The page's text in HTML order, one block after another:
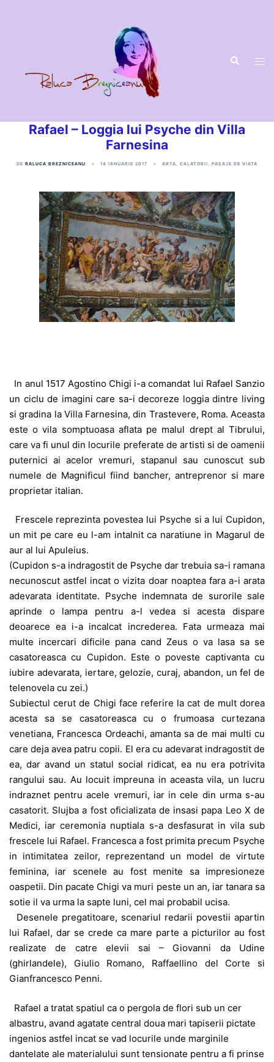
Rafael – Loggia lui Psyche din Villa
Farnesina
DE RALUCA BREZNICEANU 14 IANUARIE 2017 ARTA, CALATORII, PASAJE DE VIATA
In anul 1517 Agostino Chigi i-a comandat lui Rafael Sanzio
un ciclu de imagini care sa-i decoreze loggia dintre living
si gradina la Villa Farnesina, din Trastevere, Roma. Aceasta
este o vila somptuoasa aflata pe malul drept al Tibrului,
care va fi unul din locurile preferate de artisti si de oamenii
puternici ai acelor vremuri, stapanul sau cunoscut sub
numele de Magnificul fiind bancher, antreprenor si mare
proprietar italian.
Frescele reprezinta povestea lui Psyche si a lui Cupidon,
un mit pe care eu l-am intalnit ca naratiune in Magarul de
aur al lui Apuleius.
(Cupidon s-a indragostit de Psyche dar trebuia sa-i ramana
necunoscut astfel incat o vizita doar noaptea fara a-i arata
adevarata identitate. Psyche indemnata de surorile sale
aprinde o lampa pentru a-l vedea si acesta dispare
deoarece ea i-a incalcat increderea. Fata urmeaza mai
multe incercari dificile pana cand Zeus o va lasa sa se
casatoreasca cu Cupidon. Este o poveste captivanta cu
iubire adevarata, iertare, gelozie, curaj, abandon, un fel de
telenovela cu zei.)
Subiectul cerut de Chigi face referire la cat de mult dorea
acesta sa se casatoreasca cu o frumoasa curtezana
venetiana, Francesca Ordeachi, amanta sa de mai multi cu
care deja avea patru copii. El era cu adevarat indragostit de
ea, dar avand un statul social ridicat, ea nu era potrivita
rangului sau. Au locuit impreuna in aceasta vila, un lucru
indraznet pentru acele vremuri, iar in cele din urma s-au
casatorit. Slujba a fost oficializata de insasi papa Leo X de
Medici, iar ceremonia nuptiala s-a desfasurat in vila sub
frescele lui Rafael. Francesca a fost primita precum Psyche
in intimitatea zeilor, reprezentand un model de virtute
feminina, iar scenele au fost menite sa impresioneze
oaspetii. Din pacate Chigi va muri peste un an, iar tanara sa
sotie il va urma la sapte luni, cel mai probabil ucisa.
Desenele pregatitoare, scenariul redarii povestii apartin
lui Rafael, dar se crede ca mare parte a picturilor au fost
realizate de catre elevii sai – Giovanni da Udine
(ghirlandele), Giulio Romano, Raffaellino del Corte si
Gianfrancesco Penni.
Rafael a tratat spatiul ca o pergola de flori sub un cer
albastru, avand agatate central doua mari tapiserii pictate
ingenios astfel incat se vad locurile unde marginile
dantelate ale materialului sunt tensionate pentru a fi prinse